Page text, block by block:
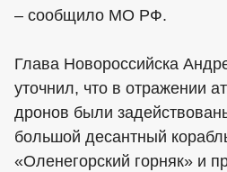
– сообщило МО РФ.
Глава Новороссийска
уточнил, что в отражении
дронов были
большой десантный
«Оленегорский горняк» и